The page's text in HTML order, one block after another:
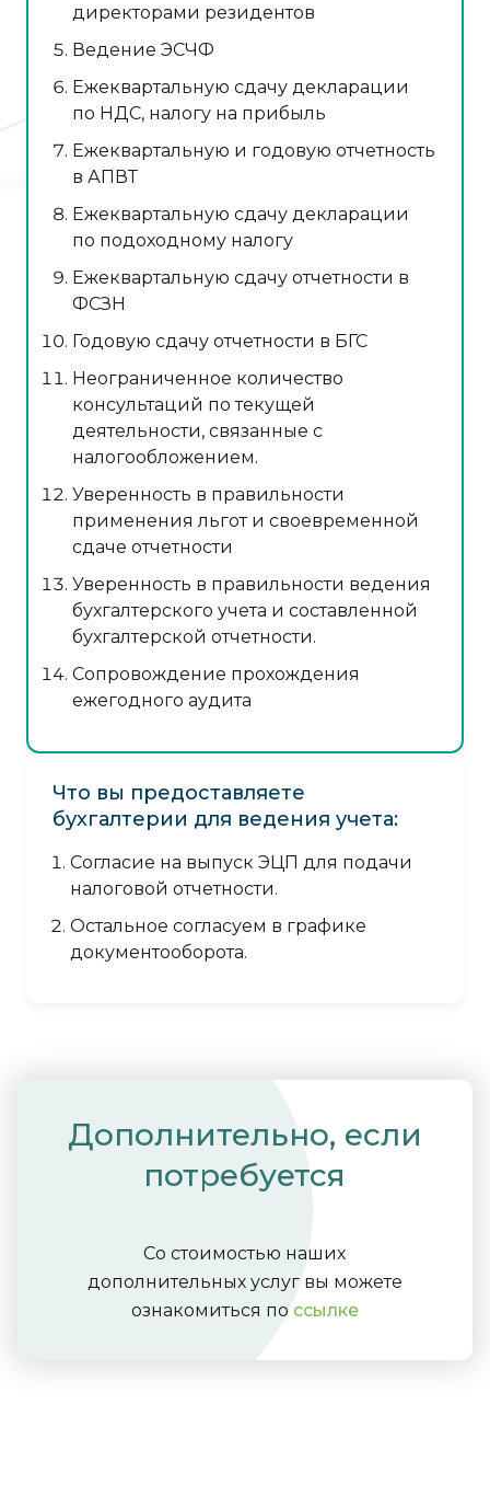
директорами резидентов
Ведение ЭСЧФ
Ежеквартальную сдачу декларации
по НДС, налогу на прибыль
Ежеквартальную и годовую отчетность
в АПВТ
Ежеквартальную сдачу декларации
по подоходному налогу
Ежеквартальную сдачу отчетности в
ФСЗН
Годовую сдачу отчетности в БГС
Неограниченное количество
консультаций по текущей
деятельности, связанные с
налогообложением.
Уверенность в правильности
применения льгот и своевременной
сдаче отчетности
Уверенность в правильности ведения
бухгалтерского учета и составленной
бухгалтерской отчетности.
Сопровождение прохождения
ежегодного аудита
Что вы предоставляете
бухгалтерии для ведения учета:
Согласие на выпуск ЭЦП для подачи
налоговой отчетности.
Остальное согласуем в графике
документооборота.
Дополнительно, если
потребуется
Со стоимостью наших
дополнительных услуг вы можете
ознакомиться по ссылке